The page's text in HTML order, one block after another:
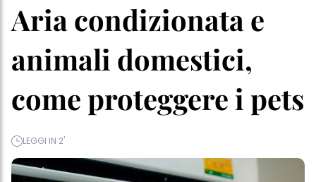
Aria condizionata e
animali domestici,
come proteggere i pets
LEGGI IN 2'